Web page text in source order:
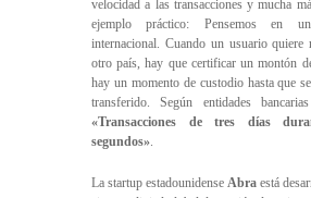
velocidad a las transacciones y mucha
ejemplo práctico: Pensemos en
internacional. Cuando un usuario quiere
otro país, hay que certificar un montón
hay un momento de custodio hasta que
transferido. Según entidades
«Transacciones de tres días
segundos».
La startup estadounidense Abra está